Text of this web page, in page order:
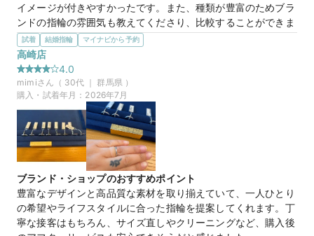
商品名 NIESSING
価格帯 20万円
マイナビ限定 来店特典
この店舗のおすすめ特典情報
WEB来店予約で、マイナビとBIJOUPIKOから ¥16,000分の電子マ
ネー＆金券プレゼント！
イメージが付きやすかったです。また、種類が豊富のためブラ
ンドの指輪の雰囲気も教えてくださり、比較することができま
した。
選んだ商品を気に入った理由
指輪にいちばん求めていたのがデザイン性でした。ウェーブ型
の指輪を探していたところで男女ともにウェーブ感が強く、ま
たデザインもあったことが気に入ったところです。また、ピン
クゴールドにも変更できるところなど希望に沿ったデザインや
色に変更できるところも良かった点です。
価格帯 25万円
マイナビ限定 来店特典
この店舗のおすすめ特典情報
WEB来店予約で、マイナビとBIJOUPIKOから ¥16,000分の電子マ
試着 結婚指輪 マイナビから予約
高崎店
4.0
mimiさん（ 30代 ｜ 群馬県 ）
購入・試着年月： 2026年7月
ブランド・ショップのおすすめポイント
豊富なデザインと高品質な素材を取り揃えていて、一人ひとり
の希望やライフスタイルに合った指輪を提案してくれます。丁
寧な接客はもちろん、サイズ直しやクリーニングなど、購入後